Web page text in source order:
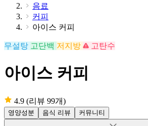
음료
커피
아이스 커피
무설탕 고단백 저지방 고탄수
아이스 커피
4.9 (리뷰 99개)
영양성분 음식 리뷰 커뮤니티